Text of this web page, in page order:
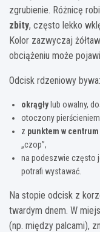
zgrubienie. Różnicę
zbity, często lekko
Kolor zazwyczaj
obciążeniu może
Odcisk rdzeniowy bywa:
okrągłylub owalny,
otoczony pierścieniem
z punktem w centrum
„czop”,
na podeszwie często
potrafi wystawać.
Na stopie odcisk z
twardym dnem. W
(np. między palcami),